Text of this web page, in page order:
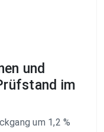
und
im
um 1,2 %